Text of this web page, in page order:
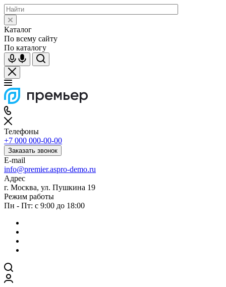
Каталог
По всему сайту
По каталогу
Телефоны
+7 000 000-00-00
Заказать звонок
E-mail
info@premier.aspro-demo.ru
Адрес
г. Москва, ул. Пушкина 19
Режим работы
Пн - Пт: с 9:00 до 18:00